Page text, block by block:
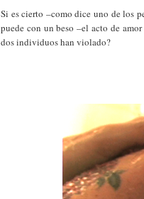
Si es cierto –como dice uno de los
puede con un beso –el acto de
dos individuos han violado?